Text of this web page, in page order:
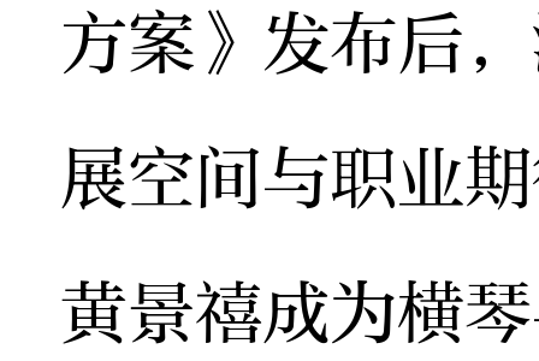
方案》发布后
展空间与职业
黄景禧成为横